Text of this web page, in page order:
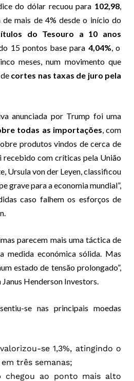
do dólar recuou para 102,98,
de mais de 4% desde o início do
do Tesouro a 10 anos
15 pontos base para 4,04%, o
meses, num movimento que
cortes nas taxas de juro pela
anunciada por Trump foi uma
todas as importações, com
produtos vindos de cerca de
recebido com críticas pela União
Ursula von der Leyen, classificou
grave para a economia mundial”,
caso falhem os esforços de
parecem mais uma táctica de
medida económica sólida. Mas
estado de tensão prolongado”,
Henderson Investors.
se nas principais moedas
valorizou-se 1,3%, atingindo o
três semanas;
chegou ao ponto mais alto